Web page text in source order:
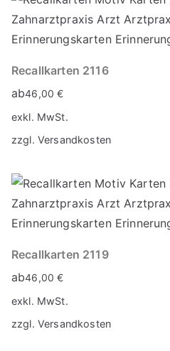
Recallkarten 2116
ab46,00€
exkl. MwSt.
zzgl. Versandkosten
Recallkarten 2119
ab46,00€
exkl. MwSt.
zzgl. Versandkosten